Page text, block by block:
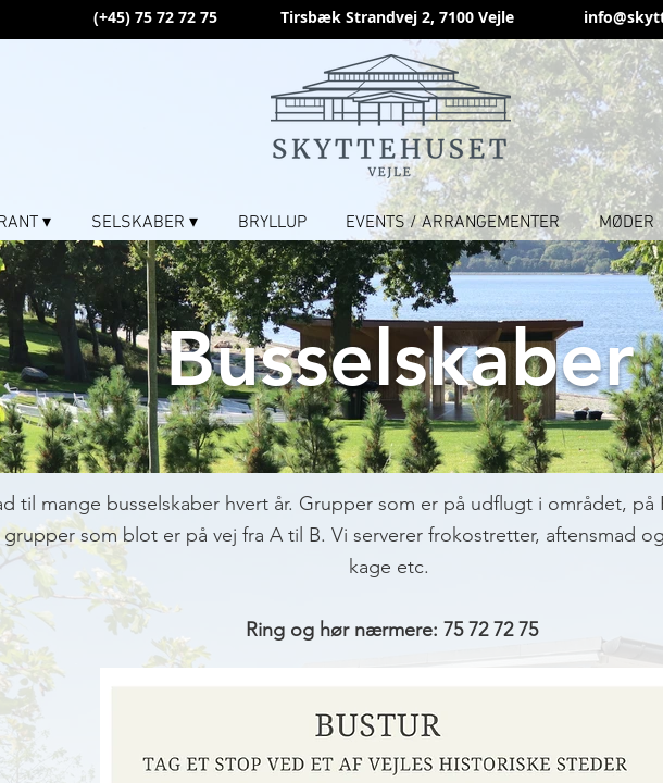
(+45) 75 72 72 75 Tirsbæk Strandvej 2, 7100 Vejle
▾ SELSKABER ▾ BRYLLUP EVENTS / ARRANGEMENTER MØDER
Busselskaber
til mange busselskaber hvert år. Grupper som er på udflugt i området, på
som blot er på vej fra A til B. Vi serverer frokostretter, aftensmad
kage etc.
Ring og hør nærmere: 75 72 72 75